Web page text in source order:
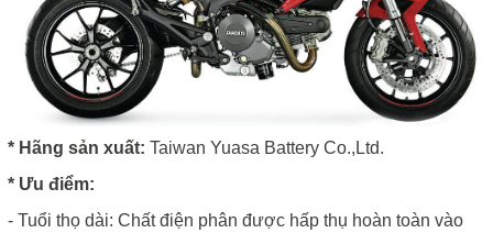
* Hãng sản xuất: Taiwan Yuasa Battery Co.,Ltd.
* Ưu điểm:
- Tuổi thọ dài: Chất điện phân được hấp thụ hoàn toàn vào